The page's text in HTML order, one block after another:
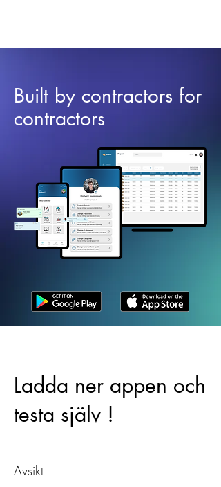
Built by contractors for
contractors
Ladda ner appen och
testa själv !
Avsikt